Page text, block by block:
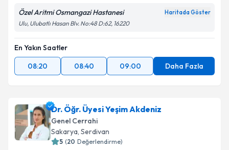
Özel Aritmi Osmangazi Hastanesi Haritada Göster
Ulu, Ulubatlı Hasan Blv. No:48 D:62, 16220
En Yakın Saatler
08:20
08:40 09:00 Daha Fazla
Dr. Öğr. Üyesi Yeşim Akdeniz
Genel Cerrahi
Sakarya, Serdivan
5 (20 Değerlendirme)